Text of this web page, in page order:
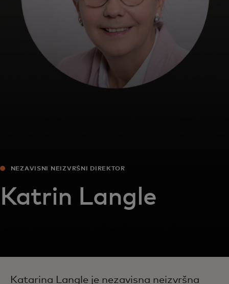
Novosti i trendovi
NEZAVISNI NEIZVRŠNI DIREKTOR
Katrin Langle
Katarina Langle je nezavisna neizvršna